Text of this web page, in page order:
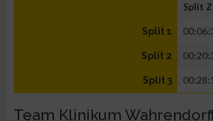
Split
Split 1
Split 2
Split 3
Team Klinikum